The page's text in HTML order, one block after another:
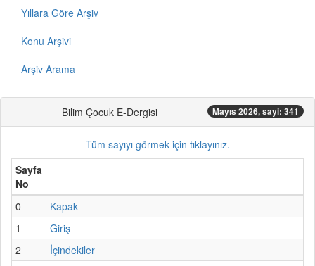
Yıllara Göre Arşiv
Konu Arşivi
Arşiv Arama
Bilim Çocuk E-Dergisi Mayıs 2026, sayi: 341
Tüm sayıyı görmek için tıklayınız.
Sayfa
No
0
Kapak
1
Giriş
2
İçindekiler